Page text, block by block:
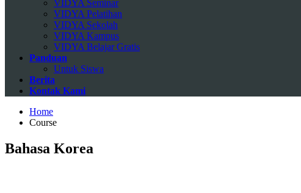
VIDYA Seminar
VIDYA Pelatihan
VIDYA Sekolah
VIDYA Kampus
VIDYA Belajar Gratis
Panduan
Untuk Siswa
Berita
Kontak Kami
Home
Course
Bahasa Korea